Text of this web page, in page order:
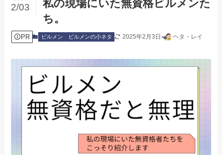
私の現場にいた無資格ビルメンた
ち。
2/03
PR ビルメン ビルメンの小ネタ 2025年2月3日 ヘタ・レイ